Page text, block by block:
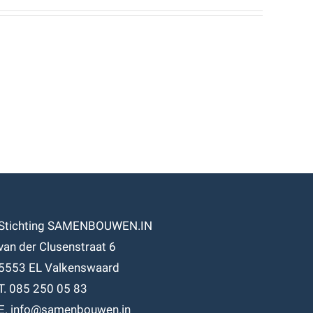
SAMENBOUWEN.IN
der Clusenstraat 6
EL Valkenswaard
085 250 05 83
info@samenbouwen.in